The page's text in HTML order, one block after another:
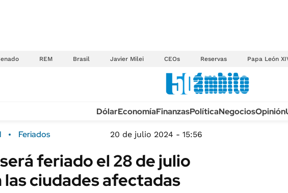
REM Brasil Javier Milei CEOs Reservas Papa León
Sustentabilidad
Seguros
TECNOLOGÍA
MÉXICO
MUNDO
INFORMACIÓN GENERAL
DólarEconomíaFinanzasPolíticaNegociosOpinión
Feriados 20 de julio 2024 - 15:56
feriado el 28 de julio
ciudades afectadas